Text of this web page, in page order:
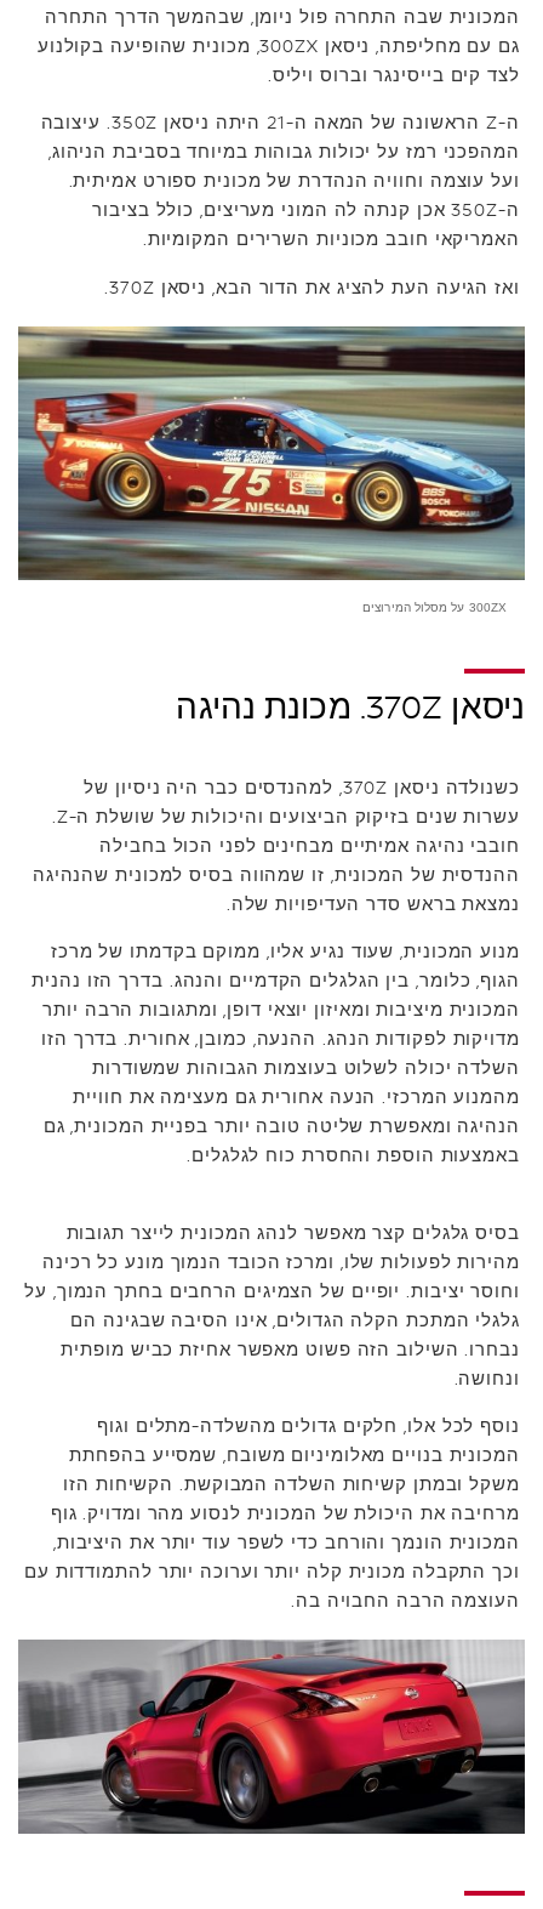
המכונית שבה התחרה פול ניומן, שבהמשך הדרך התחרה
גם עם מחליפתה, ניסאן 300ZX, מכונית שהופיעה בקולנוע
לצד קים בייסינגר וברוס ויליס.
ה-Z הראשונה של המאה ה-21 היתה ניסאן 350Z. עיצובה
המהפכני רמז על יכולות גבוהות במיוחד בסביבת הניהוג,
ועל עוצמה וחוויה הנהדרת של מכונית ספורט אמיתית.
ה-350Z אכן קנתה לה המוני מעריצים, כולל בציבור
האמריקאי חובב מכוניות השרירים המקומיות.
ואז הגיעה העת להציג את הדור הבא, ניסאן 370Z.
300ZX על מסלול המירוצים
ניסאן 370Z. מכונת נהיגה
כשנולדה ניסאן 370Z, למהנדסים כבר היה ניסיון של
עשרות שנים בזיקוק הביצועים והיכולות של שושלת ה-Z.
חובבי נהיגה אמיתיים מבחינים לפני הכול בחבילה
ההנדסית של המכונית, זו שמהווה בסיס למכונית שהנהיגה
נמצאת בראש סדר העדיפויות שלה.
מנוע המכונית, שעוד נגיע אליו, ממוקם בקדמתו של מרכז
הגוף, כלומר, בין הגלגלים הקדמיים והנהג. בדרך הזו נהנית
המכונית מיציבות ומאיזון יוצאי דופן, ומתגובות הרבה יותר
מדויקות לפקודות הנהג. ההנעה, כמובן, אחורית. בדרך הזו
השלדה יכולה לשלוט בעוצמות הגבוהות שמשודרות
מהמנוע המרכזי. הנעה אחורית גם מעצימה את חוויית
הנהיגה ומאפשרת שליטה טובה יותר בפניית המכונית, גם
באמצעות הוספת והחסרת כוח לגלגלים.
בסיס גלגלים קצר מאפשר לנהג המכונית לייצר תגובות
מהירות לפעולות שלו, ומרכז הכובד הנמוך מונע כל רכינה
וחוסר יציבות. יופיים של הצמיגים הרחבים בחתך הנמוך, על
גלגלי המתכת הקלה הגדולים, אינו הסיבה שבגינה הם
נבחרו. השילוב הזה פשוט מאפשר אחיזת כביש מופתית
ונחושה.
נוסף לכל אלו, חלקים גדולים מהשלדה-מתלים וגוף
המכונית בנויים מאלומיניום משובח, שמסייע בהפחתת
משקל ובמתן קשיחות השלדה המבוקשת. הקשיחות הזו
מרחיבה את היכולת של המכונית לנסוע מהר ומדויק. גוף
המכונית הונמך והורחב כדי לשפר עוד יותר את היציבות,
וכך התקבלה מכונית קלה יותר וערוכה יותר להתמודדות עם
העוצמה הרבה החבויה בה.